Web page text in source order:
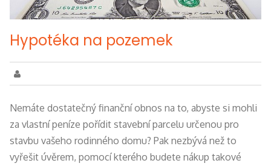
Hypotéka na pozemek
Nemáte dostatečný finanční obnos na to, abyste si mohli
za vlastní peníze pořídit stavební parcelu určenou pro
stavbu vašeho rodinného domu? Pak nezbývá než to
vyřešit úvěrem, pomocí kterého budete nákup takové